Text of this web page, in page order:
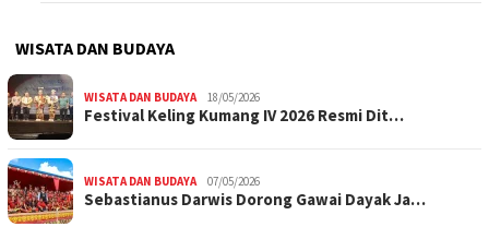
WISATA DAN BUDAYA
WISATA DAN BUDAYA 18/05/2026
Festival Keling Kumang IV 2026 Resmi Dit…
WISATA DAN BUDAYA 07/05/2026
Sebastianus Darwis Dorong Gawai Dayak Ja…